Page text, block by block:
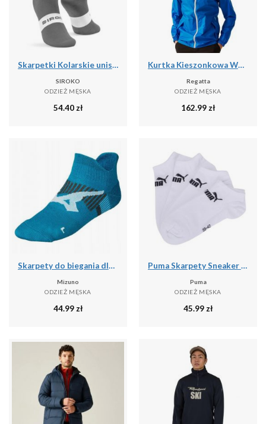
Skarpetki Kolarskie unisex SIROKO S1 Grey Saas
SIROKO
ODZIEŻ MĘSKA
54.40 zł
Kurtka Kieszonkowa Wodoodporna Męska + Worek Pack It III
Regatta
ODZIEŻ MĘSKA
162.99 zł
Skarpety do biegania dla dorosłych Mizuno DryLite Race Mid
Mizuno
ODZIEŻ MĘSKA
44.99 zł
Puma Skarpety Sneaker 93531502
Puma
ODZIEŻ MĘSKA
45.99 zł